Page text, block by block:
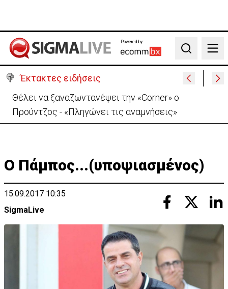
Powered by:
Search
Έκτακτες ειδήσεις
Χειροπέδες σε μοναχό για απόπειρα φόνου-
Μαχαίρωσε στο λαιμό 53χρονο
Ο Πάμπος...(υποψιασμένος)
15.09.2017 10:35
SigmaLive